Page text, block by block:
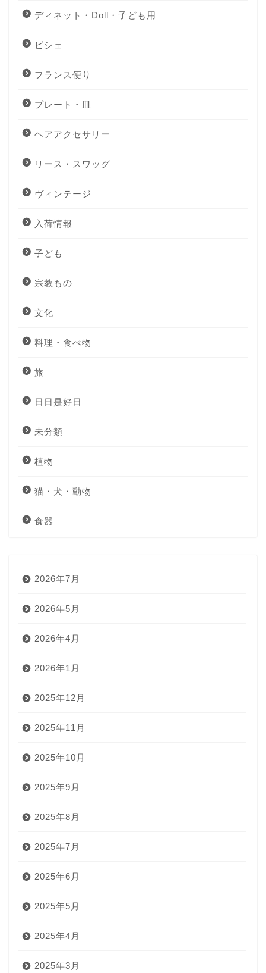
ディネット・Doll・子ども用
ピシェ
フランス便り
プレート・皿
ヘアアクセサリー
リース・スワッグ
ヴィンテージ
入荷情報
子ども
宗教もの
文化
料理・食べ物
旅
日日是好日
未分類
植物
猫・犬・動物
食器
2026年7月
2026年5月
2026年4月
2026年1月
2025年12月
2025年11月
2025年10月
2025年9月
2025年8月
2025年7月
2025年6月
2025年5月
2025年4月
2025年3月